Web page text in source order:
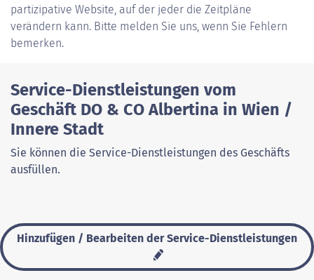
partizipative Website, auf der jeder die Zeitpläne
verändern kann. Bitte melden Sie uns, wenn Sie Fehlern
bemerken.
Service-Dienstleistungen vom
Geschäft DO & CO Albertina in Wien /
Innere Stadt
Sie können die Service-Dienstleistungen des Geschäfts
ausfüllen.
Hinzufügen / Bearbeiten der Service-Dienstleistungen